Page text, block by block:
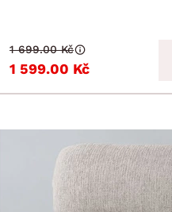
1 599.00 Kč
1 699.00 Kč